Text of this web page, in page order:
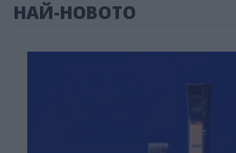
НАЙ-НОВОТО